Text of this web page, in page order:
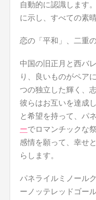
自動的に認識します
に示し、すべての素
恋の「平和」、二重
中国の旧正月と西バ
り、良いものがペア
つの独立した輝く、
彼らはお互いを達成
と希​​望を持って、パ
ーでロマンチックな
感情を願って、幸せ
らします。
パネライルミノール
ーノッテレッドゴー